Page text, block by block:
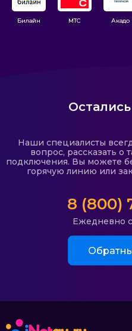
Билайн МТС Акадо
Наши специалисты
вопрос, рассказать о
подключения. Вы можете
горячую линию или
8 (800)
Ежедневно